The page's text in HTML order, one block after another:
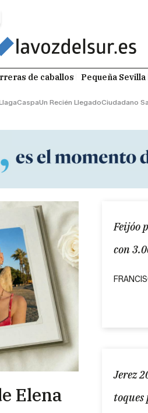
de caballos Pequeña Sevilla
CaspaUn Recién LlegadoCiudadano
Elena
Feijóo
con
Jerez
toques